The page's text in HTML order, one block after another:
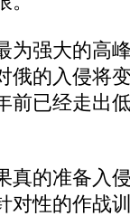
强大的高
俄的入侵将
前已经走出
的准备入
对性的作战